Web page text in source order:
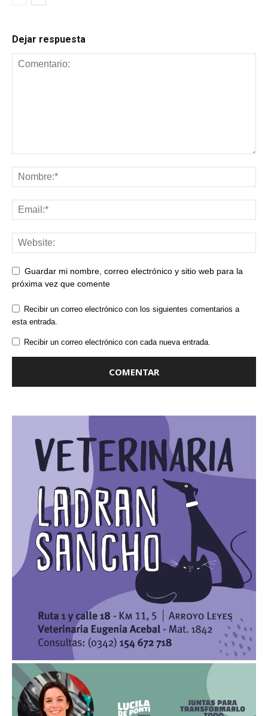
Dejar respuesta
Guardar mi nombre, correo electrónico y sitio web para la
próxima vez que comente
Recibir un correo electrónico con los siguientes comentarios a
esta entrada.
Recibir un correo electrónico con cada nueva entrada.